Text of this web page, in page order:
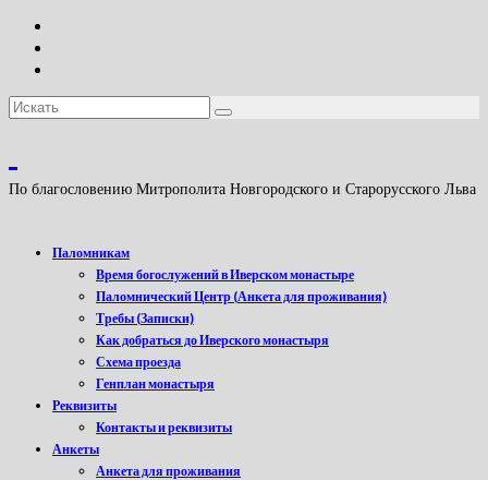
Искать:
По благословению Митрополита Новгородского и Старорусского Льва
Паломникам
Время богослужений в Иверском монастыре
Паломнический Центр (Анкета для проживания)
Требы (Записки)
Как добраться до Иверского монастыря
Схема проезда
Генплан монастыря
Реквизиты
Контакты и реквизиты
Анкеты
Анкета для проживания